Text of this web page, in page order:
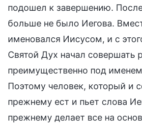
подошел к завершению.
больше не было Иегова.
именовался Иисусом, и с
Святой Дух начал совершать
преимущественно под
Поэтому человек, который и
прежнему ест и пьет слова
прежнему делает все на